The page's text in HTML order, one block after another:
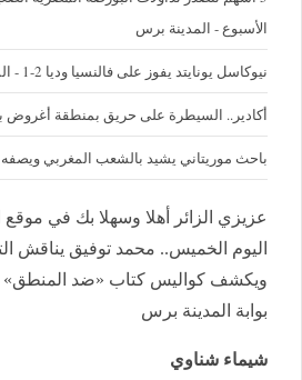
الأسبوع - المدينة برس
نيوكاسل يونايتد يفوز على فالنسيا وديا 2-1 - المدينة برس
أكادير.. السيطرة على حريق بمنطقة أغروض
باحث موريتاني يشيد بالشعب المغربي
عزيزي الزائر أهلا وسهلا بك في
اليوم الخميس.. محمد توفيق يناقش
ويكشف كواليس كتاب «ضد المنطق»
بوابة المدينة برس
شيماء شناوي